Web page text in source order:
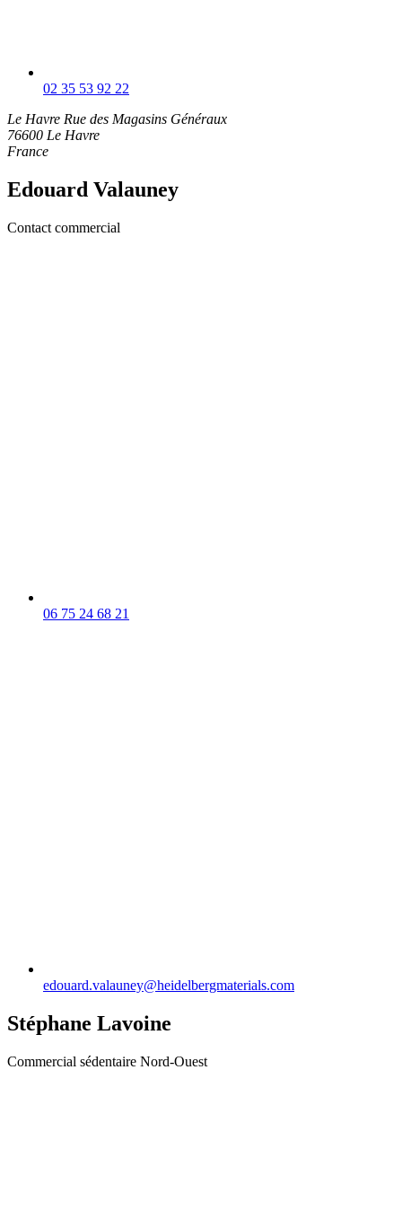
02 35 53 92 22
Le Havre Rue des Magasins Généraux
76600 Le Havre
France
Edouard Valauney
Contact commercial
06 75 24 68 21
edouard.valauney​@heidelbergmaterials.com
Stéphane Lavoine
Commercial sédentaire Nord-Ouest